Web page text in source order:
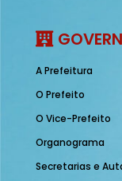
A Prefeitura
O Prefeito
O Vice-Prefeito
Organograma
Secretarias e